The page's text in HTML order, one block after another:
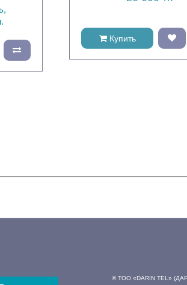
Купить
© ТОО «DARIN TEL»